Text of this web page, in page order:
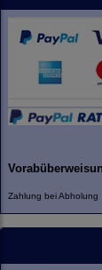
Zahlung bei Abholung